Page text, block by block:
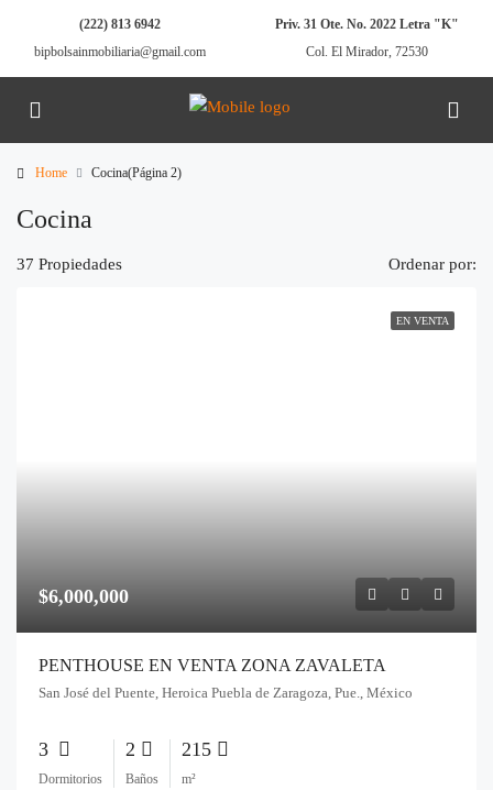
(222) 813 6942
bipbolsainmobiliaria@gmail.com
Priv. 31 Ote. No. 2022 Letra "K"
Col. El Mirador, 72530
Home Cocina(Página 2)
Cocina
37 Propiedades Ordenar por:
EN VENTA
$6,000,000
PENTHOUSE EN VENTA ZONA ZAVALETA
San José del Puente, Heroica Puebla de Zaragoza, Pue., México
3
Dormitorios
2
Baños
215
m²